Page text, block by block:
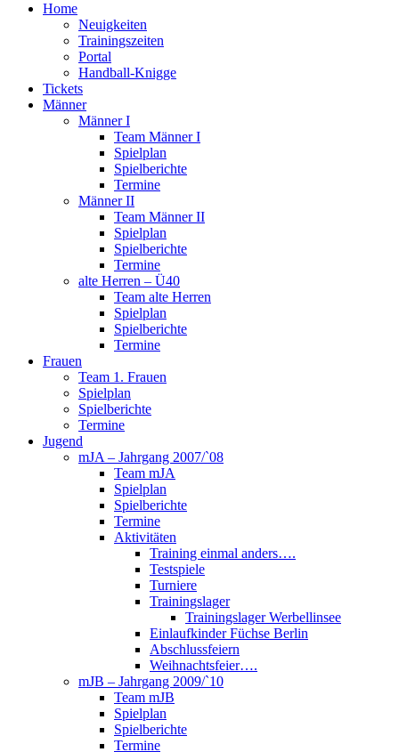
Home
Neuigkeiten
Trainingszeiten
Portal
Handball-Knigge
Tickets
Männer
Männer I
Team Männer I
Spielplan
Spielberichte
Termine
Männer II
Team Männer II
Spielplan
Spielberichte
Termine
alte Herren – Ü40
Team alte Herren
Spielplan
Spielberichte
Termine
Frauen
Team 1. Frauen
Spielplan
Spielberichte
Termine
Jugend
mJA – Jahrgang 2007/`08
Team mJA
Spielplan
Spielberichte
Termine
Aktivitäten
Training einmal anders….
Testspiele
Turniere
Trainingslager
Trainingslager Werbellinsee
Einlaufkinder Füchse Berlin
Abschlussfeiern
Weihnachtsfeier….
mJB – Jahrgang 2009/`10
Team mJB
Spielplan
Spielberichte
Termine